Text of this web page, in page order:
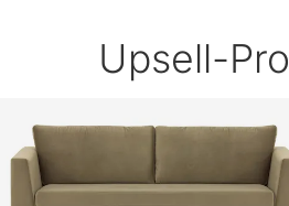
Upsell-